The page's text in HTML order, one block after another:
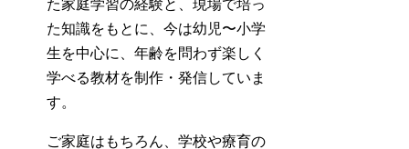
た家庭学習の経験と、現場で培っ
た知識をもとに、今は幼児〜小学
生を中心に、年齢を問わず楽しく
学べる教材を制作・発信していま
す。
ご家庭はもちろん、学校や療育の